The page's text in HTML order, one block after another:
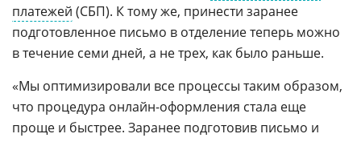
платежей (СБП). К тому же, принести заранее
подготовленное письмо в отделение теперь можно
в течение семи дней, а не трех, как было раньше.
«Мы оптимизировали все процессы таким образом,
что процедура онлайн-оформления стала еще
проще и быстрее. Заранее подготовив письмо и